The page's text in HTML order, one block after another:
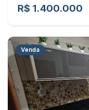
R$ 1.400.000
Venda